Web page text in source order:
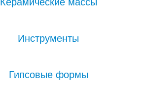
Инструменты
Гипсовые формы